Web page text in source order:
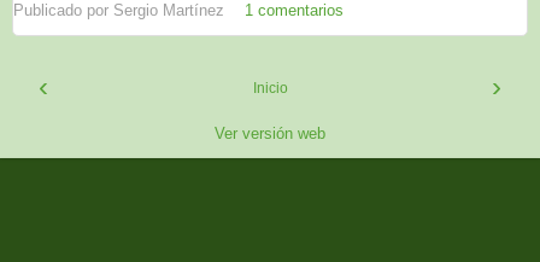
Publicado por Sergio Martínez 1 comentarios
‹ ›
Inicio
Ver versión web